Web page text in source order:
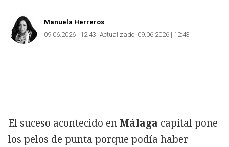
Manuela Herreros
09.06.2026 | 12:43 Actualizado: 09.06.2026 | 12:43
El suceso acontecido en Málaga capital pone
los pelos de punta porque podía haber